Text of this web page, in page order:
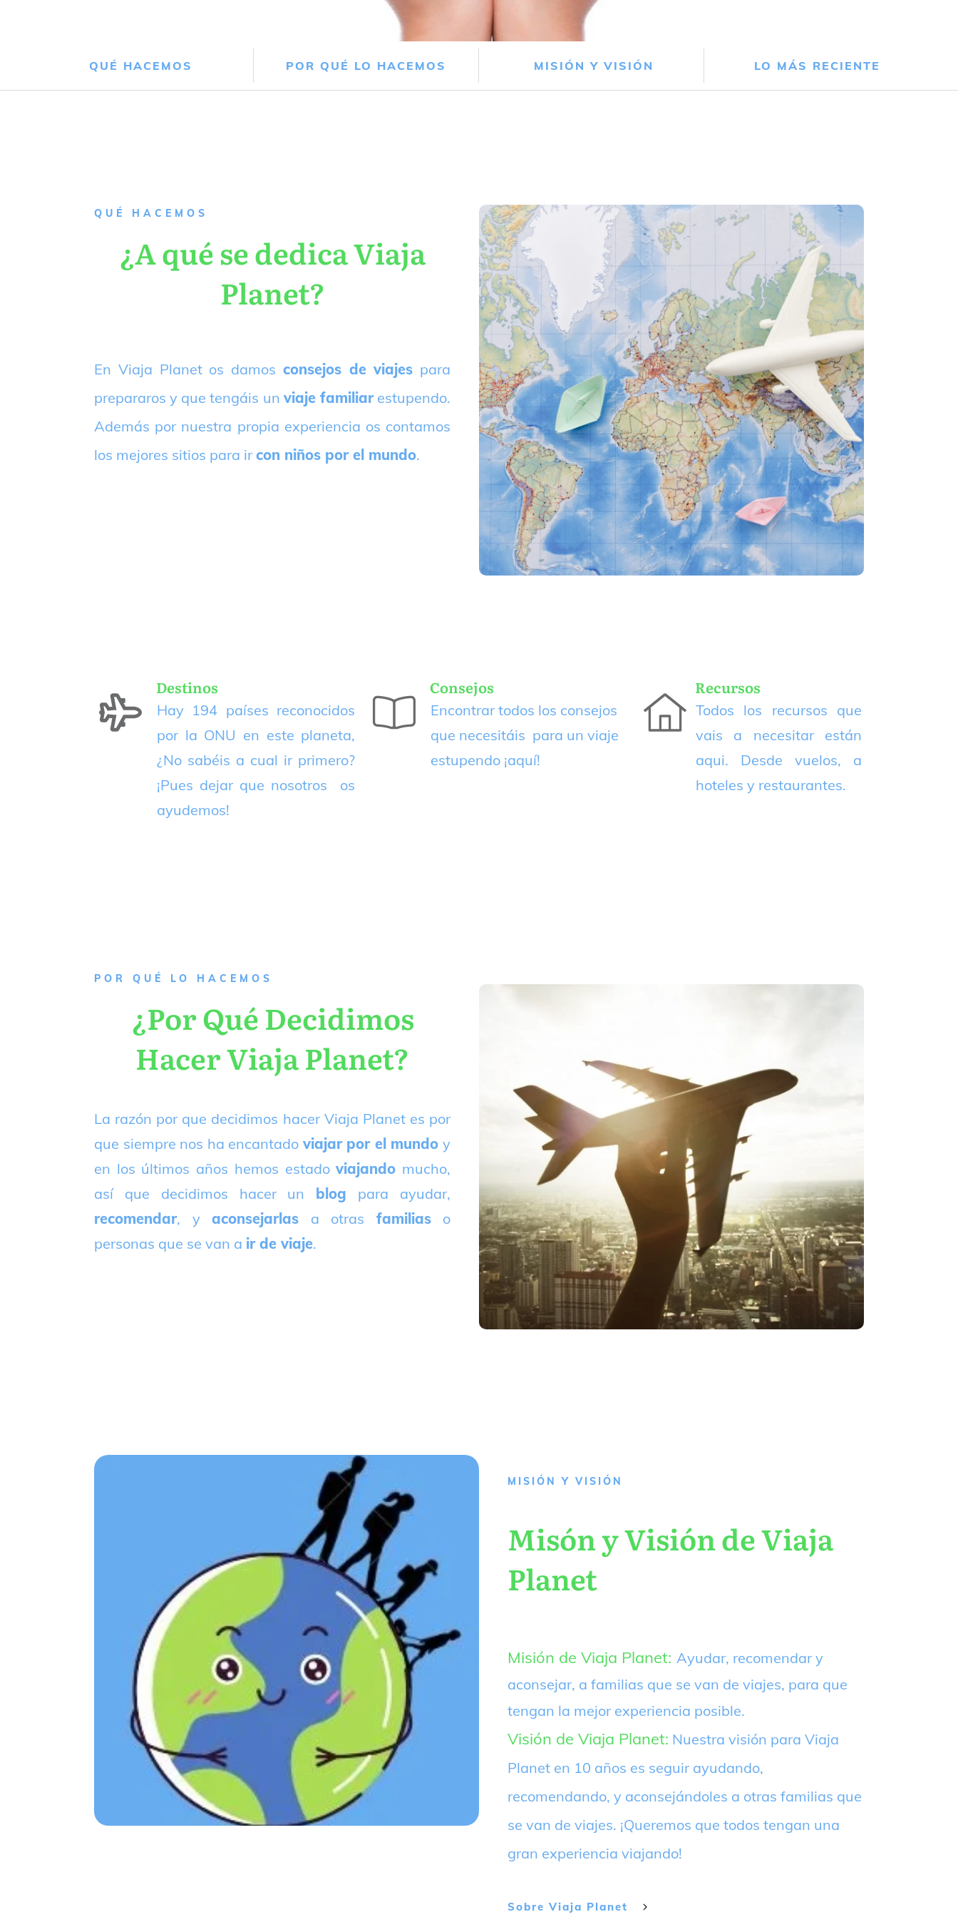
QUÉ HACEMOS POR QUÉ LO HACEMOS MISIÓN Y VISIÓN LO MÁS RECIENTE
QUÉ HACEMOS
¿A qué se dedica Viaja
Planet?
En Viaja Planet os damos consejos de viajes para
prepararos y que tengáis un viaje familiarestupendo.
Además por nuestra propia experiencia os contamos
los mejores sitios para ir con niños por el mundo.
Destinos
Hay 194 países reconocidos
por la ONU en este planeta,
¿No sabéis a cual ir primero?
¡Pues dejar que nosotros os
ayudemos!
Consejos
Encontrar todos los consejos
que necesitáis para un viaje
estupendo ¡aquí!
Recursos
Todos los recursos que
vais a necesitar están
aqui. Desde vuelos, a
hoteles y restaurantes.
P OR QUÉ LO HACEMOS
¿Por Qué Decidimos
Hacer Viaja Planet?
La razón por que decidimos hacer Viaja Planet es por
que siempre nos ha encantado viajar por el mundo y
en los últimos años hemos estadoviajando mucho,
así que decidimos hacer un blog para ayudar,
recomendar, y aconsejarlas a otras familiaso
personas que se van a ir de viaje.
MISIÓN Y VISIÓN
Misón y Visión de Viaja
Planet
Misión de Viaja Planet: Ayudar, recomendar y
aconsejar, a familias que se van de viajes, para que
tengan la mejor experiencia posible.
Visión de Viaja Planet: Nuestra visión para Viaja
Planet en 10 años es seguir ayudando,
recomendando, y aconsejándoles a otras familias que
se van de viajes. ¡Queremos que todos tengan una
gran experiencia viajando!
Sobre Viaja Planet